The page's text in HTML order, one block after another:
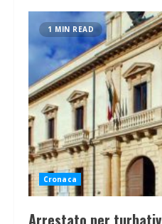
1 MIN READ
Cronaca